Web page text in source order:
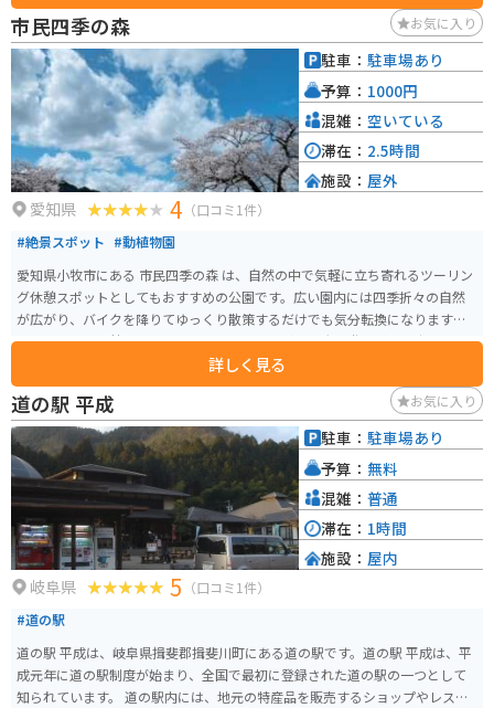
市民四季の森 お気に入り
愛知県 4 （口コミ1件）
#絶景スポット #動植物園
愛知県小牧市にある 市民四季の森 は、自然の中で気軽に立ち寄れるツーリン
グ休憩スポットとしてもおすすめの公園です。広い園内には四季折々の自然
が広がり、バイクを降りてゆっくり散策するだけでも気分転換になります。
園内には斜面を勢いよく滑る「ソリスベリの丘」や大型遊具がある広場、パ
ークゴルフ場などがあり、休日には家族連れでにぎわいます。動物と触れ合
えるエリアもあり、のんびりとした雰囲気の中でリフレッシュできるのも魅
力です。 ツーリングの途中に立ち寄れば、木々に囲まれた遊歩道を歩いた
り、ベンチで休憩しながら自然を楽しんだりと、ライディングの合間のリラ
ックスタイムにぴったり。都市近郊にありながら自然を感じられる、ちょっ
とした寄り道に最適なスポットです。
詳しく見る
駐車： 駐車場あり
予算： 1000円
混雑： 空いている
滞在： 2.5時間
施設： 屋外
道の駅 平成 お気に入り
岐阜県 5 （口コミ1件）
#道の駅
道の駅 平成は、岐阜県揖斐郡揖斐川町にある道の駅です。道の駅 平成は、平
成元年に道の駅制度が始まり、全国で最初に登録された道の駅の一つとして
知られています。 道の駅内には、地元の特産品を販売するショップやレスト
駐車： 駐車場あり
予算： 無料
混雑： 普通
滞在： 1時間
施設： 屋内